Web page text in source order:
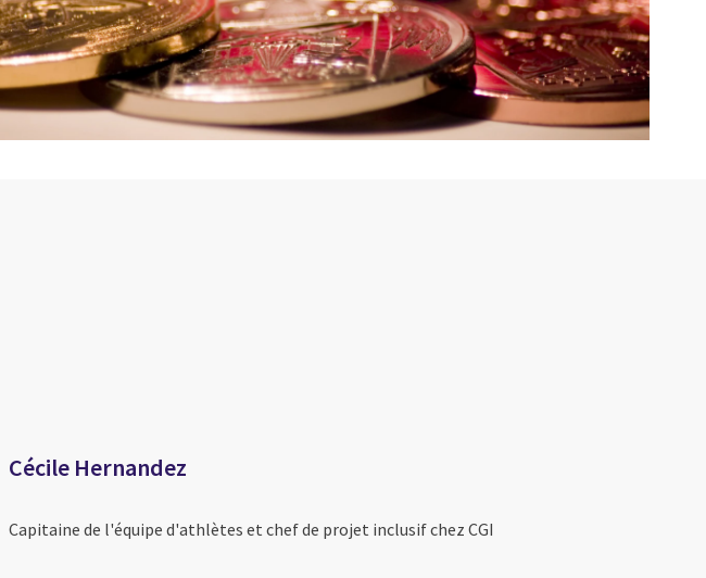
Cécile Hernandez
Capitaine de l'équipe d'athlètes et chef de projet inclusif chez CGI